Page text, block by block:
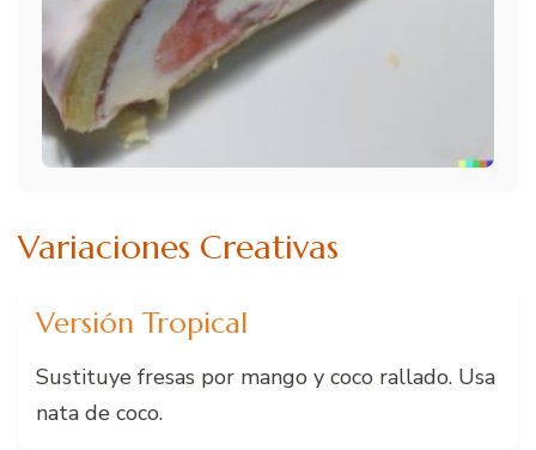
Variaciones Creativas
Versión Tropical
Sustituye fresas por mango y coco rallado. Usa
nata de coco.